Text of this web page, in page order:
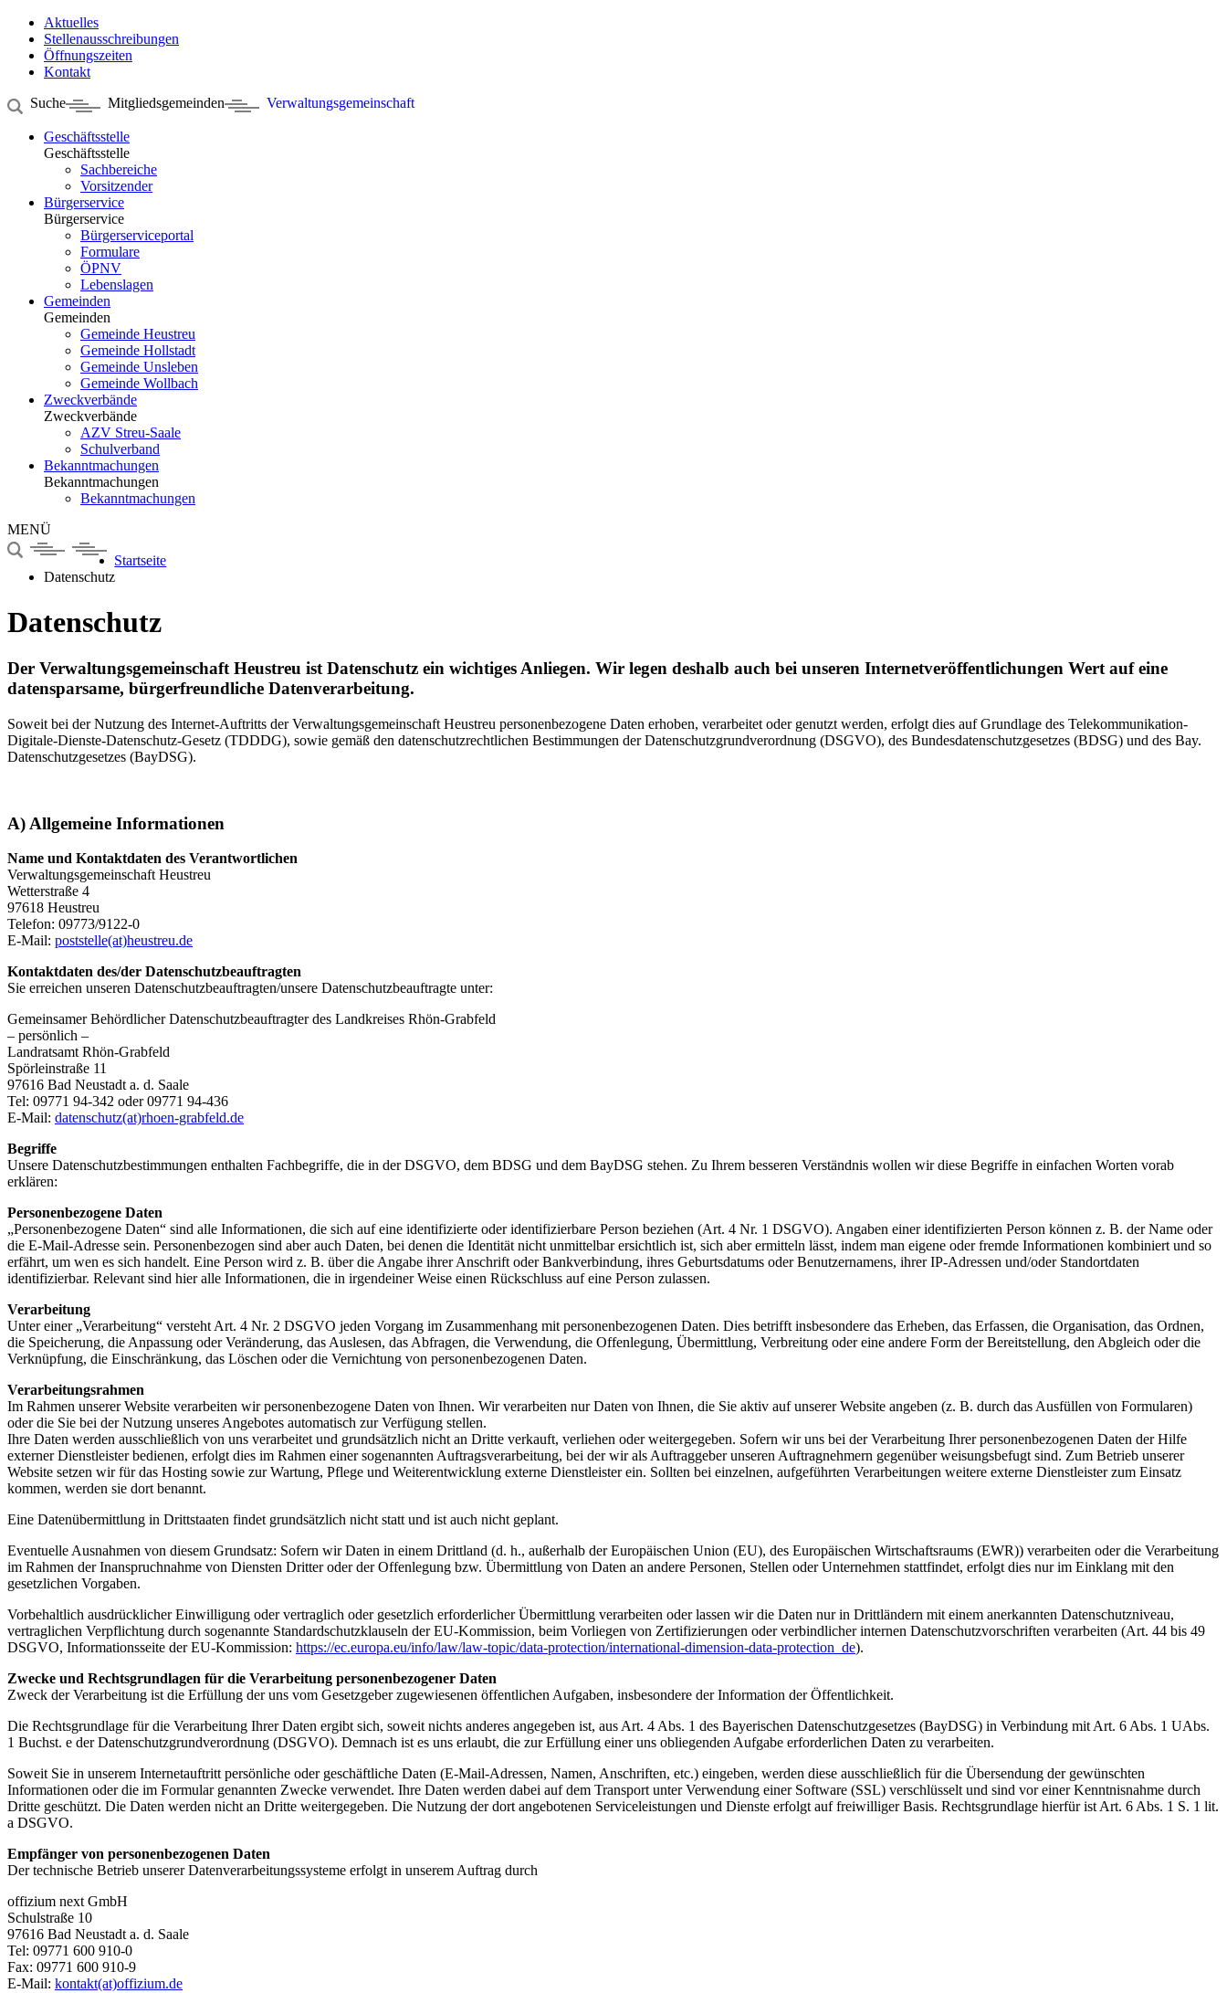
Aktuelles
Stellenausschreibungen
Öffnungszeiten
Kontakt
Suche
Mitgliedsgemeinden Verwaltungsgemeinschaft
Geschäftsstelle
Geschäftsstelle
Sachbereiche
Vorsitzender
Bürgerservice
Bürgerservice
Bürgerserviceportal
Formulare
ÖPNV
Lebenslagen
Gemeinden
Gemeinden
Gemeinde Heustreu
Gemeinde Hollstadt
Gemeinde Unsleben
Gemeinde Wollbach
Zweckverbände
Zweckverbände
AZV Streu-Saale
Schulverband
Bekanntmachungen
Bekanntmachungen
Bekanntmachungen
MENÜ
Startseite
Datenschutz
Datenschutz
Der Verwaltungsgemeinschaft Heustreu ist Datenschutz ein wichtiges Anliegen. Wir legen deshalb auch bei unseren Internetveröffentlichungen Wert auf eine
datensparsame, bürgerfreundliche Datenverarbeitung.
Soweit bei der Nutzung des Internet-Auftritts der Verwaltungsgemeinschaft Heustreu personenbezogene Daten erhoben, verarbeitet oder genutzt werden, erfolgt dies auf Grundlage des Telekommunikation-
Digitale-Dienste-Datenschutz-Gesetz (TDDDG), sowie gemäß den datenschutzrechtlichen Bestimmungen der Datenschutzgrundverordnung (DSGVO), des Bundesdatenschutzgesetzes (BDSG) und des Bay.
Datenschutzgesetzes (BayDSG).
A) Allgemeine Informationen
Name und Kontaktdaten des Verantwortlichen
Verwaltungsgemeinschaft Heustreu
Wetterstraße 4
97618 Heustreu
Telefon: 09773/9122-0
E-Mail: poststelle(at)heustreu.de
Kontaktdaten des/der Datenschutzbeauftragten
Sie erreichen unseren Datenschutzbeauftragten/unsere Datenschutzbeauftragte unter:
Gemeinsamer Behördlicher Datenschutzbeauftragter des Landkreises Rhön-Grabfeld
– persönlich –
Landratsamt Rhön-Grabfeld
Spörleinstraße 11
97616 Bad Neustadt a. d. Saale
Tel: 09771 94-342 oder 09771 94-436
E-Mail: datenschutz(at)rhoen-grabfeld.de
Begriffe
Unsere Datenschutzbestimmungen enthalten Fachbegriffe, die in der DSGVO, dem BDSG und dem BayDSG stehen. Zu Ihrem besseren Verständnis wollen wir diese Begriffe in einfachen Worten vorab
erklären:
Personenbezogene Daten
„Personenbezogene Daten“ sind alle Informationen, die sich auf eine identifizierte oder identifizierbare Person beziehen (Art. 4 Nr. 1 DSGVO). Angaben einer identifizierten Person können z. B. der Name oder
die E-Mail-Adresse sein. Personenbezogen sind aber auch Daten, bei denen die Identität nicht unmittelbar ersichtlich ist, sich aber ermitteln lässt, indem man eigene oder fremde Informationen kombiniert und so
erfährt, um wen es sich handelt. Eine Person wird z. B. über die Angabe ihrer Anschrift oder Bankverbindung, ihres Geburtsdatums oder Benutzernamens, ihrer IP-Adressen und/oder Standortdaten
identifizierbar. Relevant sind hier alle Informationen, die in irgendeiner Weise einen Rückschluss auf eine Person zulassen.
Verarbeitung
Unter einer „Verarbeitung“ versteht Art. 4 Nr. 2 DSGVO jeden Vorgang im Zusammenhang mit personenbezogenen Daten. Dies betrifft insbesondere das Erheben, das Erfassen, die Organisation, das Ordnen,
die Speicherung, die Anpassung oder Veränderung, das Auslesen, das Abfragen, die Verwendung, die Offenlegung, Übermittlung, Verbreitung oder eine andere Form der Bereitstellung, den Abgleich oder die
Verknüpfung, die Einschränkung, das Löschen oder die Vernichtung von personenbezogenen Daten.
Verarbeitungsrahmen
Im Rahmen unserer Website verarbeiten wir personenbezogene Daten von Ihnen. Wir verarbeiten nur Daten von Ihnen, die Sie aktiv auf unserer Website angeben (z. B. durch das Ausfüllen von Formularen)
oder die Sie bei der Nutzung unseres Angebotes automatisch zur Verfügung stellen.
Ihre Daten werden ausschließlich von uns verarbeitet und grundsätzlich nicht an Dritte verkauft, verliehen oder weitergegeben. Sofern wir uns bei der Verarbeitung Ihrer personenbezogenen Daten der Hilfe
externer Dienstleister bedienen, erfolgt dies im Rahmen einer sogenannten Auftragsverarbeitung, bei der wir als Auftraggeber unseren Auftragnehmern gegenüber weisungsbefugt sind. Zum Betrieb unserer
Website setzen wir für das Hosting sowie zur Wartung, Pflege und Weiterentwicklung externe Dienstleister ein. Sollten bei einzelnen, aufgeführten Verarbeitungen weitere externe Dienstleister zum Einsatz
kommen, werden sie dort benannt.
Eine Datenübermittlung in Drittstaaten findet grundsätzlich nicht statt und ist auch nicht geplant.
Eventuelle Ausnahmen von diesem Grundsatz: Sofern wir Daten in einem Drittland (d. h., außerhalb der Europäischen Union (EU), des Europäischen Wirtschaftsraums (EWR)) verarbeiten oder die Verarbeitung
im Rahmen der Inanspruchnahme von Diensten Dritter oder der Offenlegung bzw. Übermittlung von Daten an andere Personen, Stellen oder Unternehmen stattfindet, erfolgt dies nur im Einklang mit den
gesetzlichen Vorgaben.
Vorbehaltlich ausdrücklicher Einwilligung oder vertraglich oder gesetzlich erforderlicher Übermittlung verarbeiten oder lassen wir die Daten nur in Drittländern mit einem anerkannten Datenschutzniveau,
vertraglichen Verpflichtung durch sogenannte Standardschutzklauseln der EU-Kommission, beim Vorliegen von Zertifizierungen oder verbindlicher internen Datenschutzvorschriften verarbeiten (Art. 44 bis 49
DSGVO, Informationsseite der EU-Kommission: https://ec.europa.eu/info/law/law-topic/data-protection/international-dimension-data-protection_de).
Zwecke und Rechtsgrundlagen für die Verarbeitung personenbezogener Daten
Zweck der Verarbeitung ist die Erfüllung der uns vom Gesetzgeber zugewiesenen öffentlichen Aufgaben, insbesondere der Information der Öffentlichkeit.
Die Rechtsgrundlage für die Verarbeitung Ihrer Daten ergibt sich, soweit nichts anderes angegeben ist, aus Art. 4 Abs. 1 des Bayerischen Datenschutzgesetzes (BayDSG) in Verbindung mit Art. 6 Abs. 1 UAbs.
1 Buchst. e der Datenschutzgrundverordnung (DSGVO). Demnach ist es uns erlaubt, die zur Erfüllung einer uns obliegenden Aufgabe erforderlichen Daten zu verarbeiten.
Soweit Sie in unserem Internetauftritt persönliche oder geschäftliche Daten (E-Mail-Adressen, Namen, Anschriften, etc.) eingeben, werden diese ausschließlich für die Übersendung der gewünschten
Informationen oder die im Formular genannten Zwecke verwendet. Ihre Daten werden dabei auf dem Transport unter Verwendung einer Software (SSL) verschlüsselt und sind vor einer Kenntnisnahme durch
Dritte geschützt. Die Daten werden nicht an Dritte weitergegeben. Die Nutzung der dort angebotenen Serviceleistungen und Dienste erfolgt auf freiwilliger Basis. Rechtsgrundlage hierfür ist Art. 6 Abs. 1 S. 1 lit.
a DSGVO.
Empfänger von personenbezogenen Daten
Der technische Betrieb unserer Datenverarbeitungssysteme erfolgt in unserem Auftrag durch
offizium next GmbH
Schulstraße 10
97616 Bad Neustadt a. d. Saale
Tel: 09771 600 910-0
Fax: 09771 600 910-9
E-Mail: kontakt(at)offizium.de